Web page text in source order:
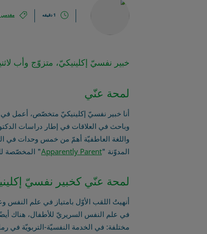
1 دقيقه مقدمي
خبير نفسيّ إكلينيكيّ، متزوّج وأب
لمحة عنّي
أنا خبير نفسيّ إكلينيكيّ متخصّص، أعمل في
وباحث في العلاقات في إطار دراسات
واللغة العاطفيّة أهمّ من خمس وحدات في
المدوّنة "Apparently Parent" المخصّصة
لمحة عنّي كخبير نفسيّ
أنهيتُ اللقب الأوّل بامتياز في علم النفس
في علم النفس السريريّ للأطفال، هناك
مختلفة: في الخدمة النفسيّة-التربويّة